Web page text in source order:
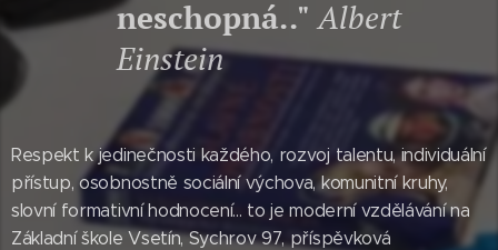
neschopná.." Albert
Einstein
Respekt k jedinečnosti každého, rozvoj talentu, individuální
přístup, osobnostně sociální výchova, komunitní kruhy,
slovní formativní hodnocení... to je moderní vzdělávání na
Základní škole Vsetín, Sychrov 97, příspěvková